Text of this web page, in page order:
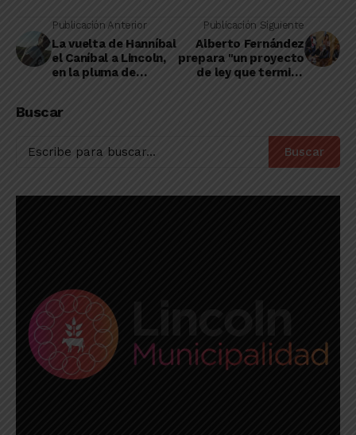
Publicación Anterior
La vuelta de Hanníbal
el Caníbal a Lincoln,
en la pluma de
Publicación Siguiente
Alberto Fernández
prepara "un proyecto
de ley que termine
Buscar
Buscar